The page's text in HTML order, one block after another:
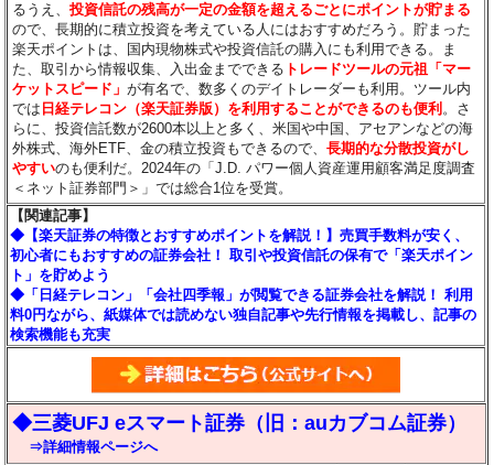
るうえ、投資信託の残高が一定の金額を超えるごとにポイントが貯まる
ので、長期的に積立投資を考えている人にはおすすめだろう。貯まった
楽天ポイントは、国内現物株式や投資信託の購入にも利用できる。ま
た、取引から情報収集、入出金までできる トレードツールの元祖「マー
ケットスピード」が有名で、数多くのデイトレーダーも利用。ツール内
では 日経テレコン（楽天証券版）を利用することができるのも便利 。さ
らに、投資信託数が2600本以上と多く、米国や中国、アセアンなどの海
外株式、海外ETF、金の積立投資もできるので、長期的な分散投資がし
やすいのも便利だ。2024年の「J.D. パワー個人資産運用顧客満足度調査
＜ネット証券部門＞」では総合1位を受賞。
【関連記事】
◆【楽天証券の特徴とおすすめポイントを解説！】売買手数料が安く、
初心者にもおすすめの証券会社！ 取引や投資信託の保有で「楽天ポイン
ト」を貯めよう
◆「日経テレコン」「会社四季報」が閲覧できる証券会社を解説！ 利用
料0円ながら、紙媒体では読めない独自記事や先行情報を掲載し、記事の
検索機能も充実
◆三菱UFJ eスマート証券（旧：auカブコム証券）
⇒詳細情報ページへ